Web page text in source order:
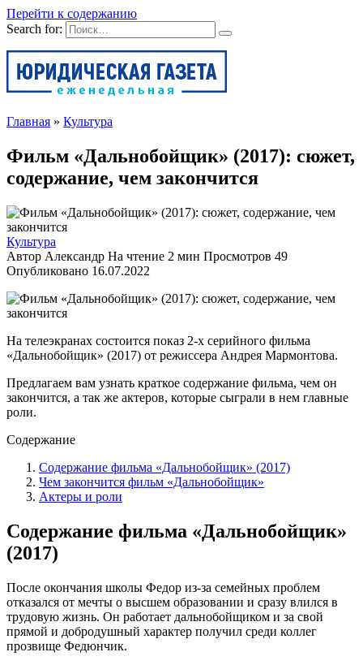
Перейти к содержанию
Search for:
Главная » Культура
Фильм «Дальнобойщик» (2017): сюжет,
содержание, чем закончится
Культура
Автор Александр На чтение 2 мин Просмотров 49
Опубликовано 16.07.2022
На телеэкранах состоится показ 2-х серийного фильма
«Дальнобойщик» (2017) от режиссера Андрея Мармонтова.
Предлагаем вам узнать краткое содержание фильма, чем он
закончится, а так же актеров, которые сыграли в нем главные
роли.
Содержание
Содержание фильма «Дальнобойщик» (2017)
Чем закончится фильм «Дальнобойщик»
Актеры и роли
Содержание фильма «Дальнобойщик»
(2017)
После окончания школы Федор из-за семейных проблем
отказался от мечты о высшем образовании и сразу влился в
трудовую жизнь. Он работает дальнобойщиком и за свой
прямой и добродушный характер получил среди коллег
прозвище Федюнчик.